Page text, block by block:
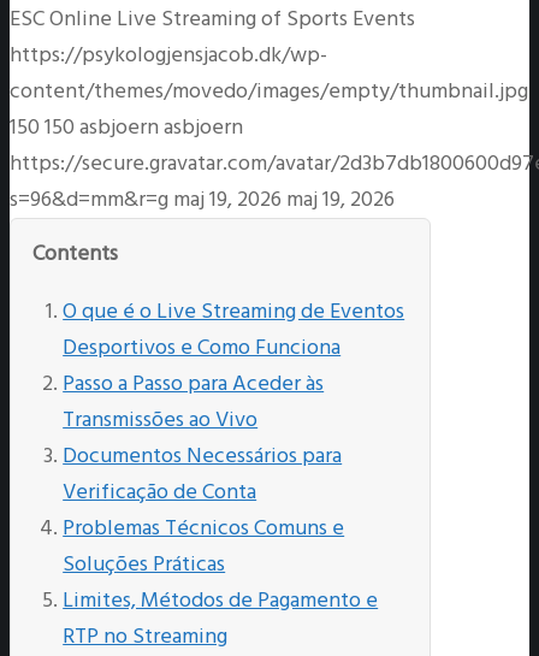
ESC Online Live Streaming of Sports Events
https://psykologjensjacob.dk/wp-
content/themes/movedo/images/empty/thumbnail.jpg
150150asbjoernasbjoern
https://secure.gravatar.com/avatar/
s=96&d=mm&r=g maj 19, 2026 maj 19, 2026
Contents
O que é o Live Streaming de Eventos
Desportivos e Como Funciona
Passo a Passo para Aceder às
Transmissões ao Vivo
Documentos Necessários para
Verificação de Conta
Problemas Técnicos Comuns e
Soluções Práticas
Limites, Métodos de Pagamento e
RTP no Streaming